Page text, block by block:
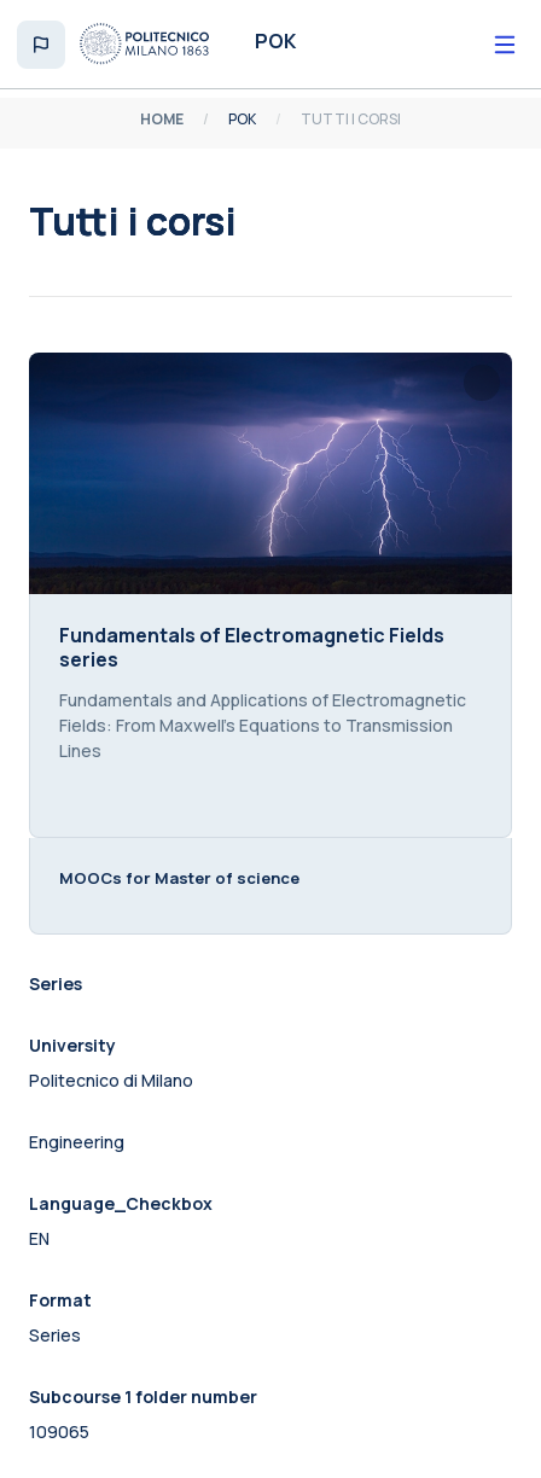
POK
HOME POK TUTTI I CORSI
Tutti i corsi
Fundamentals of Electromagnetic Fields series
Fundamentals of Electromagnetic Fields
series
Course summary text:
Fundamentals and Applications of Electromagnetic
Fields: From Maxwell’s Equations to Transmission
Lines
MOOCs for Master of science
Series
University
Politecnico di Milano
Engineering
Language_Checkbox
EN
Format
Series
Subcourse 1 folder number
109065